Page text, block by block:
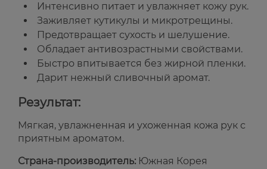
Интенсивно питает и увлажняет кожу рук.
Заживляет кутикулы и микротрещины.
Предотвращает сухость и шелушение.
Обладает антивозрастными свойствами.
Быстро впитывается без жирной пленки.
Дарит нежный сливочный аромат.
Результат:
Мягкая, увлажненная и ухоженная кожа рук с
приятным ароматом.
Страна-производитель: Южная Корея